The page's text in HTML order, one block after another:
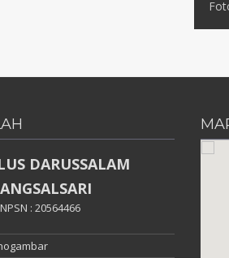
DARUSSALAM
NPSN : 20564466